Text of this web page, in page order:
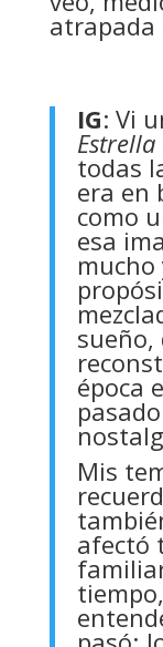
atrapada
IG: Vi
todas
era en
como
esa
mucho
sueño,
época
Mis
afectó